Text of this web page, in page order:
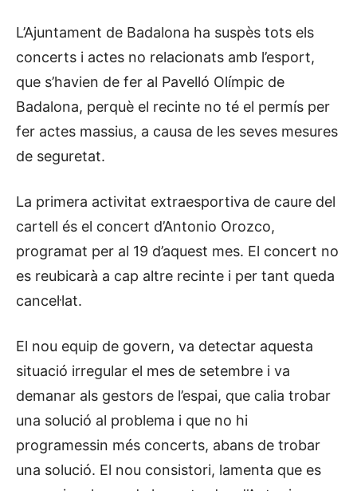
L’Ajuntament de Badalona ha suspès tots els
concerts i actes no relacionats amb l’esport,
que s’havien de fer al Pavelló Olímpic de
Badalona, perquè el recinte no té el permís per
fer actes massius, a causa de les seves mesures
de seguretat.
La primera activitat extraesportiva de caure del
cartell és el concert d’Antonio Orozco,
programat per al 19 d’aquest mes. El concert no
es reubicarà a cap altre recinte i per tant queda
cancel·lat.
El nou equip de govern, va detectar aquesta
situació irregular el mes de setembre i va
demanar als gestors de l’espai, que calia trobar
una solució al problema i que no hi
programessin més concerts, abans de trobar
una solució. El nou consistori, lamenta que es